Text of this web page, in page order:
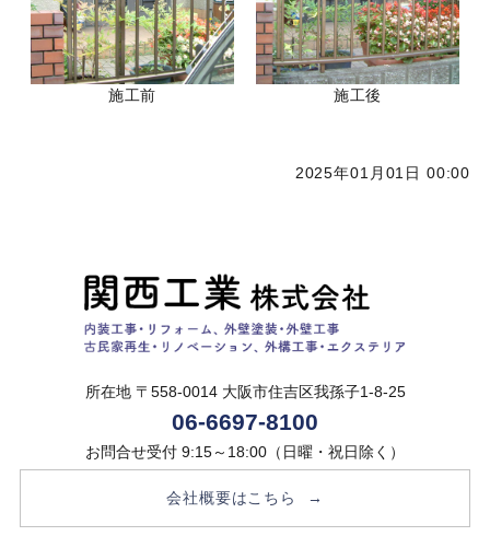
施工前 施工後
2025年01月01日 00:00
所在地 〒558-0014 大阪市住吉区我孫子1-8-25
06-6697-8100
お問合せ受付 9:15～18:00（日曜・祝日除く）
会社概要はこちら